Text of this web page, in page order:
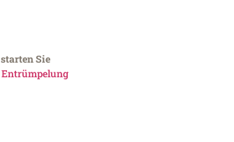
starten Sie
Entrümpelung